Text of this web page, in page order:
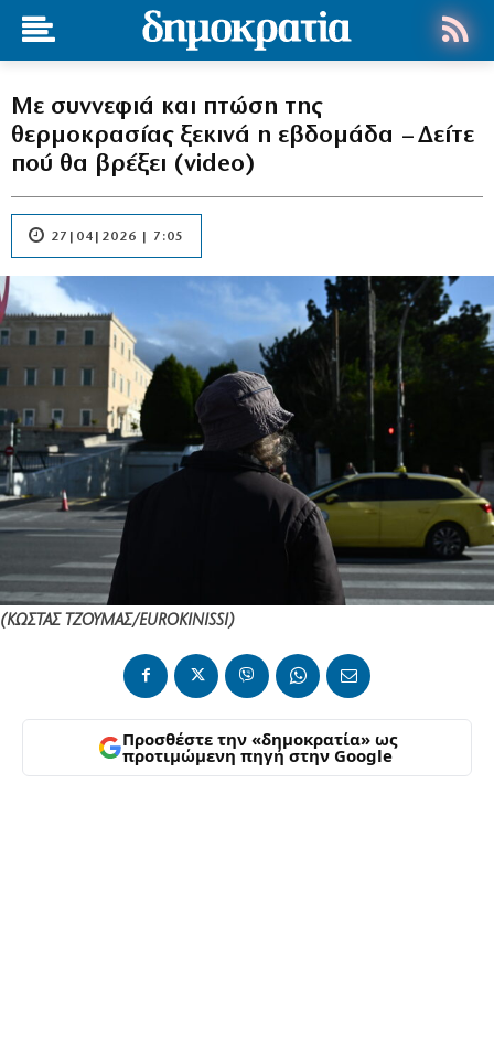
Με συννεφιά και πτώση της
θερμοκρασίας ξεκινά η εβδομάδα – Δείτε
πού θα βρέξει (video)
27|04|2026 | 7:05
(ΚΩΣΤΑΣ ΤΖΟΥΜΑΣ/EUROKINISSI)
Προσθέστε την «δημοκρατία» ως
προτιμώμενη πηγή στην Google